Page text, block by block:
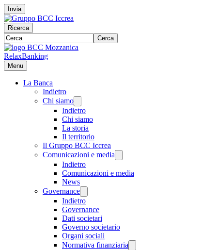
Invia
Ricerca
Cerca
RelaxBanking
Menu
La Banca
Indietro
Chi siamo
Indietro
Chi siamo
La storia
Il territorio
Il Gruppo BCC Iccrea
Comunicazioni e media
Indietro
Comunicazioni e media
News
Governance
Indietro
Governance
Dati societari
Governo societario
Organi sociali
Normativa finanziaria